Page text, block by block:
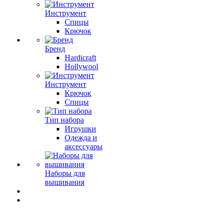
Инструмент
Спицы
Крючок
Бренд
Hardicraft
Hollywool
Инструмент
Крючок
Спицы
Тип набора
Игрушки
Одежда и
аксессуары
Наборы для
вышивания